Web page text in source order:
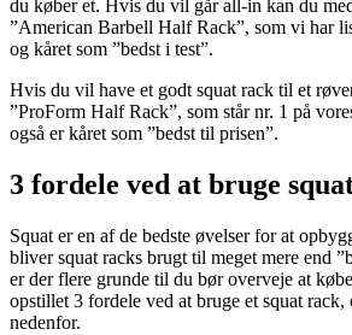
du køber et. Hvis du vil går all-in kan du
”American Barbell Half Rack”, som vi har
og kåret som ”bedst i test”.
Hvis du vil have et godt squat rack til et
”ProForm Half Rack”, som står nr. 1 på
også er kåret som ”bedst til prisen”.
3 fordele ved at bruge
Squat er en af de bedste øvelser for at
bliver squat racks brugt til meget mere end
er der flere grunde til du bør overveje at
opstillet 3 fordele ved at bruge et squat rack,
nedenfor.